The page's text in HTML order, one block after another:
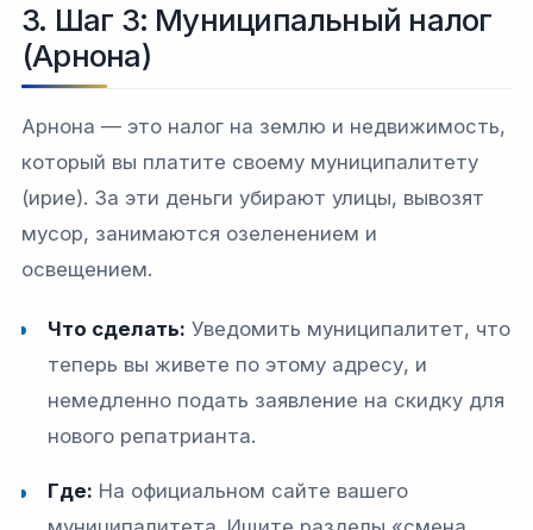
3. Шаг 3: Муниципальный налог
(Арнона)
Арнона — это налог на землю и недвижимость,
который вы платите своему муниципалитету
(ирие). За эти деньги убирают улицы, вывозят
мусор, занимаются озеленением и
освещением.
Что сделать: Уведомить муниципалитет, что
теперь вы живете по этому адресу, и
немедленно подать заявление на скидку для
нового репатрианта.
Где: На официальном сайте вашего